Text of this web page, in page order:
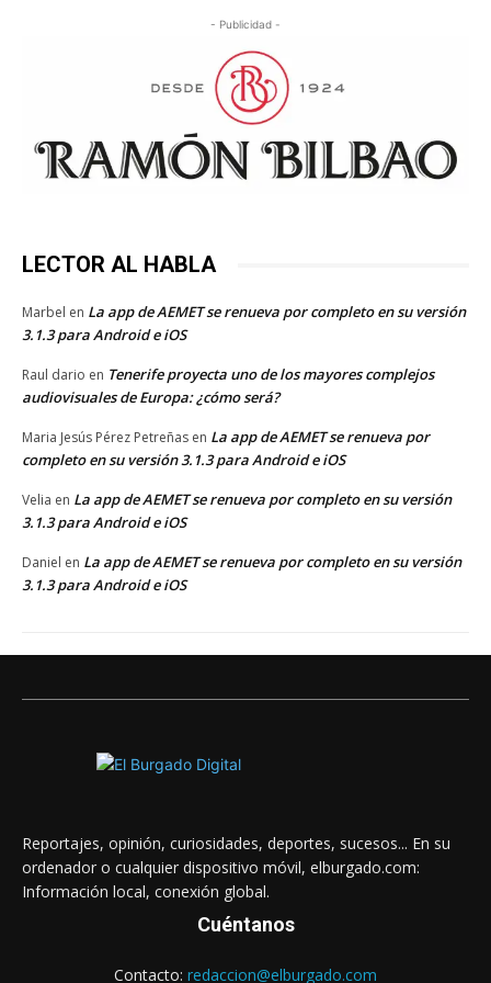
- Publicidad -
LECTOR AL HABLA
Marbel en La app de AEMET se renueva por completo en su versión
3.1.3 para Android e iOS
Raul dario en Tenerife proyecta uno de los mayores complejos
audiovisuales de Europa: ¿cómo será?
Maria Jesús Pérez Petreñas en La app de AEMET se renueva por
completo en su versión 3.1.3 para Android e iOS
Velia en La app de AEMET se renueva por completo en su versión
3.1.3 para Android e iOS
Daniel en La app de AEMET se renueva por completo en su versión
3.1.3 para Android e iOS
Reportajes, opinión, curiosidades, deportes, sucesos... En su
ordenador o cualquier dispositivo móvil, elburgado.com:
Información local, conexión global.
Cuéntanos
Contacto: redaccion@elburgado.com